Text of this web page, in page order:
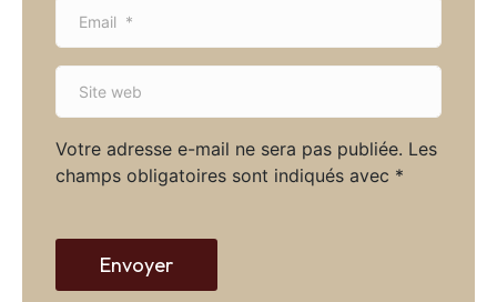
Votre adresse e-mail ne sera pas publiée. Les
champs obligatoires sont indiqués avec *
*
E
a
l
*
S
e
w
b
Envoyer